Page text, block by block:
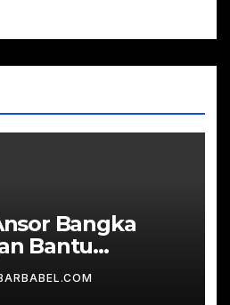
Bangka
Bantu
di Hutan